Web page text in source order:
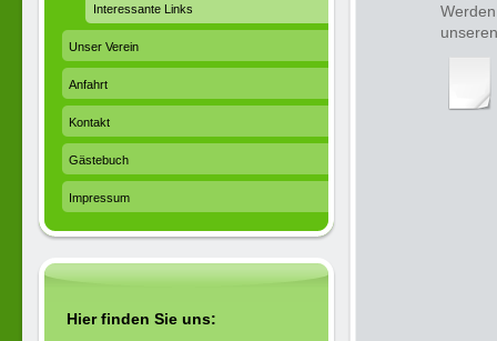
Interessante Links
Unser Verein
Anfahrt
Kontakt
Gästebuch
Impressum
Hier finden Sie uns: